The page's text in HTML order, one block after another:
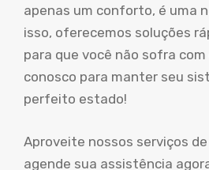
apenas um conforto, é uma
isso, oferecemos soluções
para que você não sofra com
conosco para manter seu
perfeito estado!
Aproveite nossos serviços
agende sua assistência